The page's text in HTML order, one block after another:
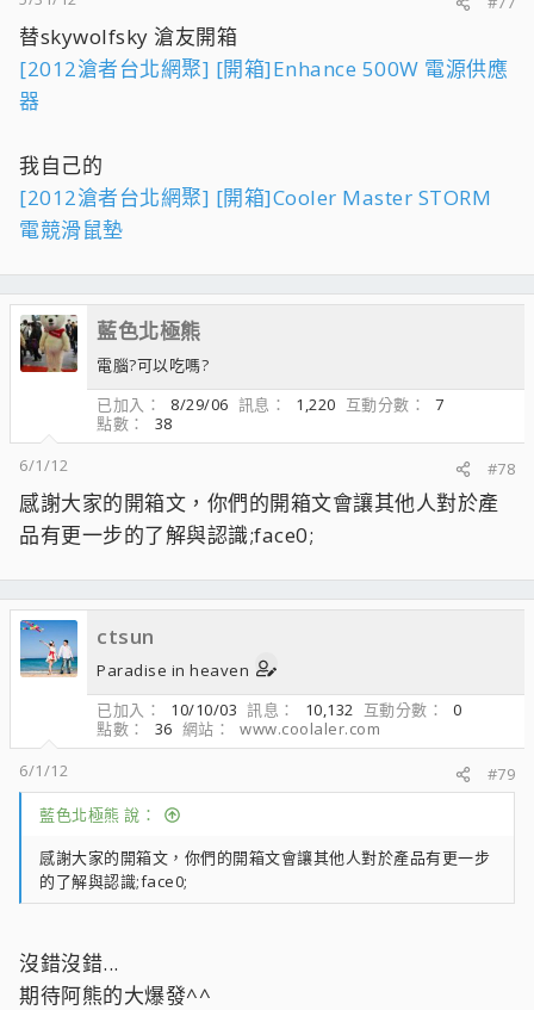
替skywolfsky 滄友開箱
[2012滄者台北網聚] [開箱]Enhance 500W 電源供應
器
我自己的
[2012滄者台北網聚] [開箱]Cooler Master STORM
電競滑鼠墊
藍色北極熊
電腦?可以吃嗎?
已加入
8/29/06 訊息 1,220 互動分數
7
點數
38
6/1/12
#78
感謝大家的開箱文，你們的開箱文會讓其他人對於產
品有更一步的了解與認識;face0;
ctsun
Paradise in heaven
已加入
10/10/03 訊息 10,132 互動分數
0
點數
36 網站
www.coolaler.com
6/1/12
#79
藍色北極熊 說：
感謝大家的開箱文，你們的開箱文會讓其他人對於產品有更一步
的了解與認識;face0;
沒錯沒錯...
期待阿熊的大爆發^^